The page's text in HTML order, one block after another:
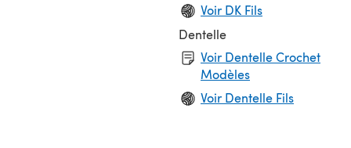
Voir DK Fils
Dentelle
Voir Dentelle Crochet
Modèles
Voir Dentelle Fils